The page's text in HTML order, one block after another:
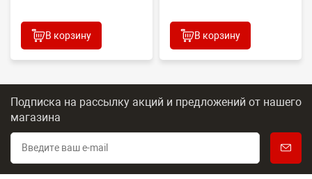
В корзину В корзину
Подписка на рассылку акций и предложений от нашего
магазина